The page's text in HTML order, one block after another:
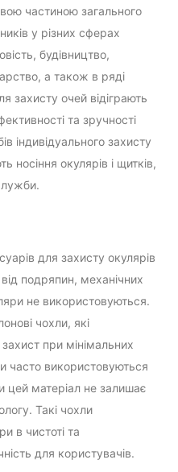
частиною загального
у різних сферах
будівництво,
а також в ряді
захисту очей відіграють
та зручності
індивідуального захисту
носіння окулярів і щитків,
для захисту окулярів
подряпин, механічних
не використовуються.
чохли, які
при мінімальних
часто використовуються
цей матеріал не залишає
Такі чохли
в чистоті та
для користувачів.